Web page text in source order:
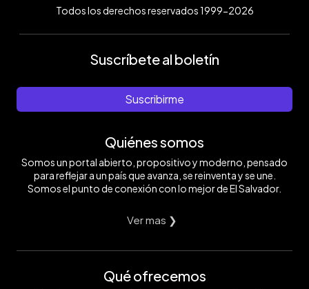
Todos los derechos reservados 1999-2026
Suscríbete al boletín
Suscribirme
Quiénes somos
Somos un portal abierto, propositivo y moderno, pensado
para reflejar a un país que avanza, se reinventa y se une.
Somos el punto de conexión con lo mejor de El Salvador.
Ver mas ❯
Qué ofrecemos